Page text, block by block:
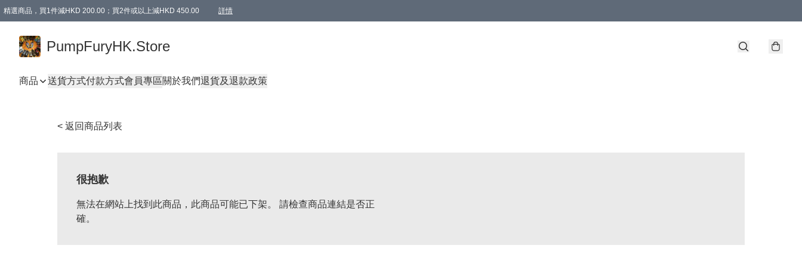
精選商品，買1件減HKD 200.00；買2件或以上減HKD 450.00 詳情
PumpFuryHK.Store
商品 送貨方式付款方式會員專區關於我們退貨及退款政策
< 返回商品列表
很抱歉
無法在網站上找到此商品，此商品可能已下架。 請檢查商品連結是否正
確。